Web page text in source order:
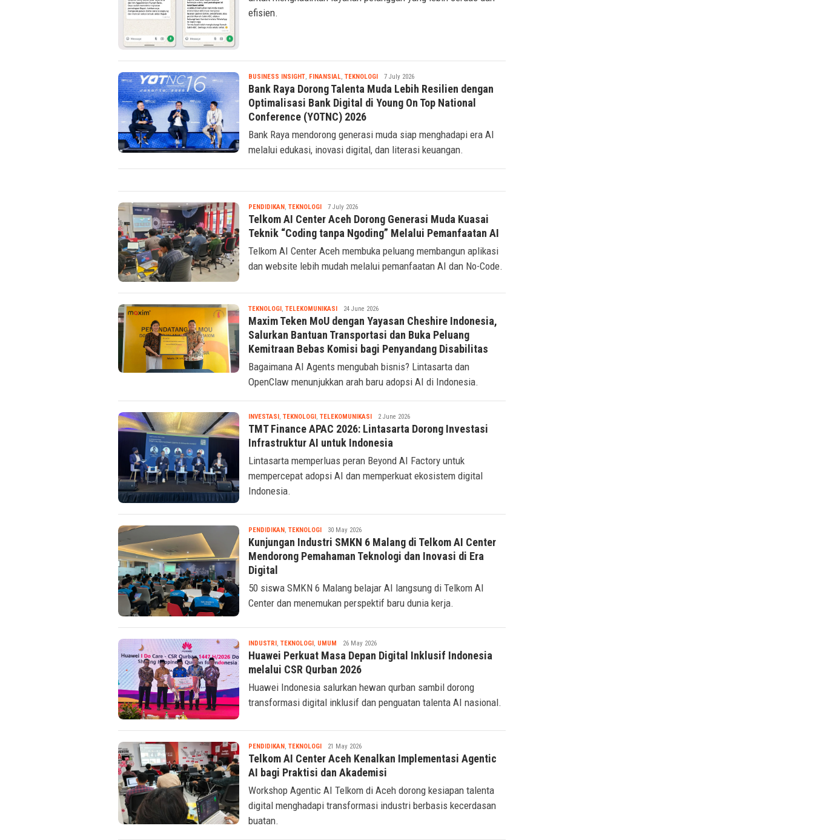
untuk menghadirkan layanan pelanggan yang lebih cerdas dan
BUSINESS INSIGHT,FINANSIAL TEKNOLOGITsaqif7 July 2026
Bank Raya Dorong Talenta Muda Lebih Resilien dengan
Optimalisasi Bank Digital di Young On Top National
Bank Raya mendorong generasi muda siap menghadapi era AI
PENDIDIKAN,TEKNOLOGITsaqif7 July 2026
Telkom AI Center Aceh Dorong Generasi Muda Kuasai
Telkom AI Center Aceh membuka peluang membangun aplikasi
TEKNOLOGI,TELEKOMUNIKASITsaqif
Ridwan
24 June 2026
Maxim Teken MoU dengan Yayasan Cheshire Indonesia,
Salurkan Bantuan Transportasi dan Buka Peluang
Bagaimana AI Agents mengubah bisnis? Lintasarta dan
INVESTASI,TEKNOLOGI ,TELEKOMUNIKASITsaqif
Ridwan
2 June 2026
TMT Finance APAC 2026: Lintasarta Dorong Investasi
Lintasarta memperluas peran Beyond AI Factory untuk
mempercepat adopsi AI dan memperkuat ekosistem digital
PENDIDIKAN,TEKNOLOGITsaqif
Ridwan
30 May 2026
Kunjungan Industri SMKN 6 Malang di Telkom AI Center
Mendorong Pemahaman Teknologi dan Inovasi di Era
50 siswa SMKN 6 Malang belajar AI langsung di Telkom AI
INDUSTRI, TEKNOLOGI,UMUMTsaqif
26 May 2026
Huawei Perkuat Masa Depan Digital Inklusif Indonesia
Huawei Indonesia salurkan hewan qurban sambil dorong
PENDIDIKAN,TEKNOLOGITsaqif
Ridwan
21 May 2026
Telkom AI Center Aceh Kenalkan Implementasi Agentic
Workshop Agentic AI Telkom di Aceh dorong kesiapan talenta
digital menghadapi transformasi industri berbasis kecerdasan